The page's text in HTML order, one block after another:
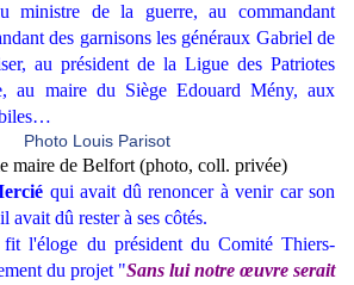
ministre de la guerre, au commandant
des garnisons les généraux Gabriel de
au président de la Ligue des Patriotes
au maire du Siège Edouard Mény, aux
maire de Belfort (photo, coll. privée)
qui avait dû renoncer à venir car son
avait dû rester à ses côtés.
l'éloge du président du Comité Thiers-
du projet "Sans lui notre œuvre serait